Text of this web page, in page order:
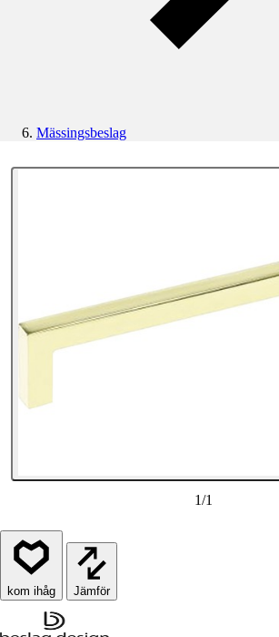
Mässingsbeslag
1/1
Jämför